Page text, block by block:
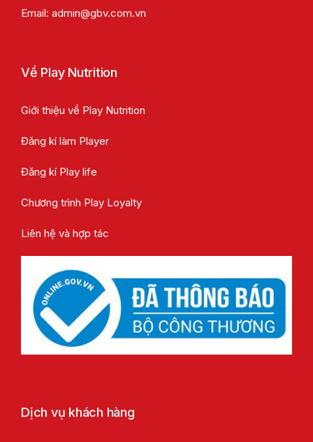
Email: admin@gbv.com.vn
Về Play Nutrition
Giới thiệu về Play Nutrition
Đăng kí làm Player
Đăng kí Play life
Chương trình Play Loyalty
Liên hệ và hợp tác
Dịch vụ khách hàng